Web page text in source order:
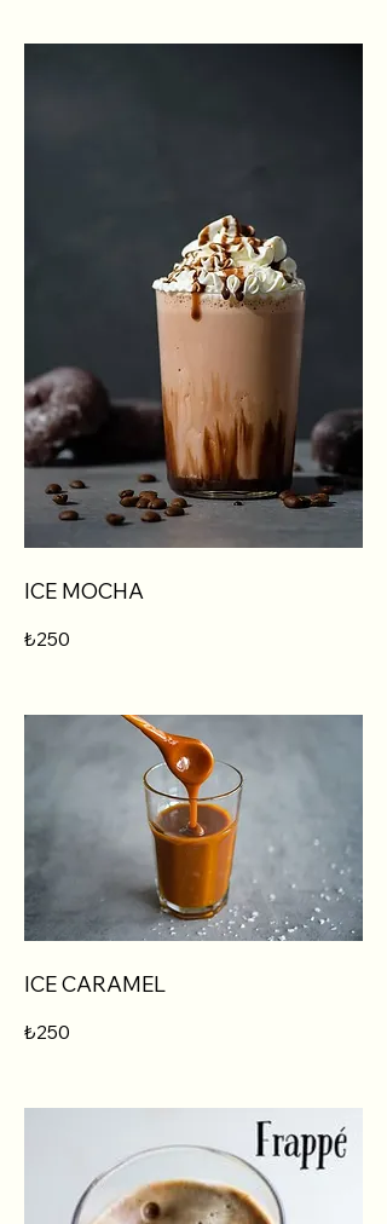
ICE MOCHA
₺250
ICE CARAMEL
₺250